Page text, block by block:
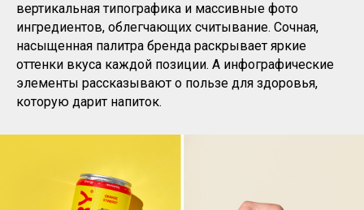
вертикальная типографика и массивные фото
ингредиентов, облегчающих считывание. Сочная,
насыщенная палитра бренда раскрывает яркие
оттенки вкуса каждой позиции. А инфографические
элементы рассказывают о пользе для здоровья,
которую дарит напиток.